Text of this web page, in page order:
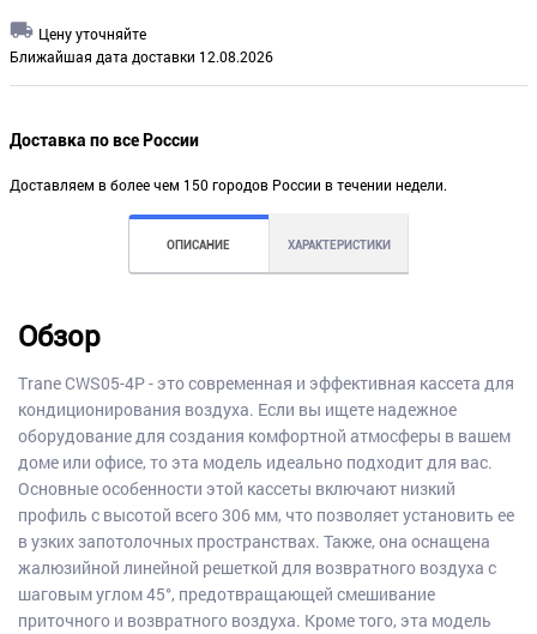
Цену уточняйте
Ближайшая дата доставки 12.08.2026
Доставка по все России
Доставляем в более чем 150 городов России в течении недели.
ОПИСАНИЕ ХАРАКТЕРИСТИКИ
Обзор
Trane CWS05-4P - это современная и эффективная кассета для
кондиционирования воздуха. Если вы ищете надежное
оборудование для создания комфортной атмосферы в вашем
доме или офисе, то эта модель идеально подходит для вас.
Основные особенности этой кассеты включают низкий
профиль с высотой всего 306 мм, что позволяет установить ее
в узких запотолочных пространствах. Также, она оснащена
жалюзийной линейной решеткой для возвратного воздуха с
шаговым углом 45°, предотвращающей смешивание
приточного и возвратного воздуха. Кроме того, эта модель